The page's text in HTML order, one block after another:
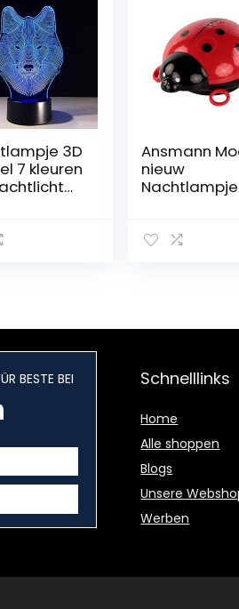
3D
7 kleuren
Ansmann
nieuw
BESTE BEI Schnelllinks
Home
Alle shoppen
Blogs
Unsere
Werben